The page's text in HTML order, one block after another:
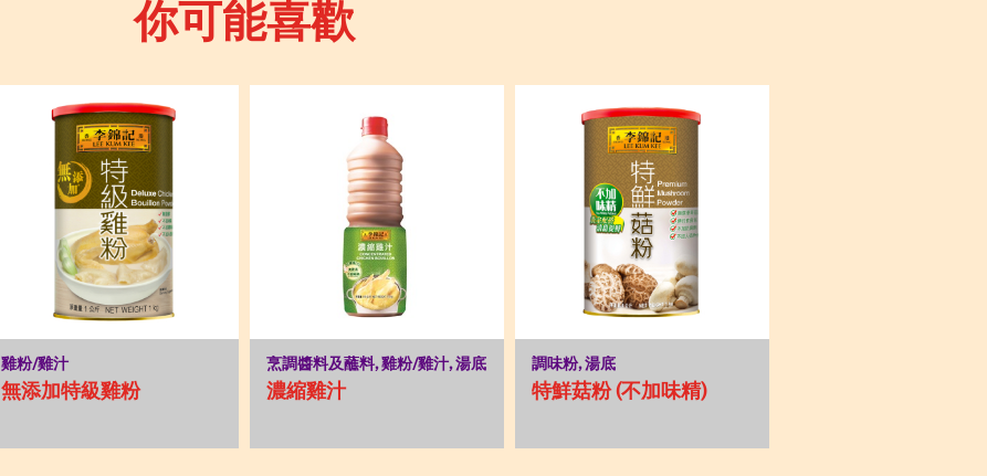
你可能喜歡
雞粉/雞汁
無添加特級雞粉
烹調醬料及蘸料, 雞粉/雞汁, 湯底
濃縮雞汁
調味粉, 湯底
特鮮菇粉 (不加味精)